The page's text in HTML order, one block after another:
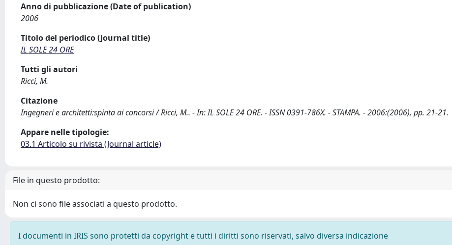
Anno di pubblicazione (Date of publication)
2006
Titolo del periodico (Journal title)
IL SOLE 24 ORE
Tutti gli autori
Ricci, M.
Citazione
Ingegneri e architetti:spinta ai concorsi / Ricci, M.. - In: IL SOLE 24 ORE. - ISSN 0391-786X. - STAMPA. - 2006:(2006), pp. 21-21.
Appare nelle tipologie:
03.1 Articolo su rivista (Journal article)
File in questo prodotto:
Non ci sono file associati a questo prodotto.
I documenti in IRIS sono protetti da copyright e tutti i diritti sono riservati, salvo diversa indicazione